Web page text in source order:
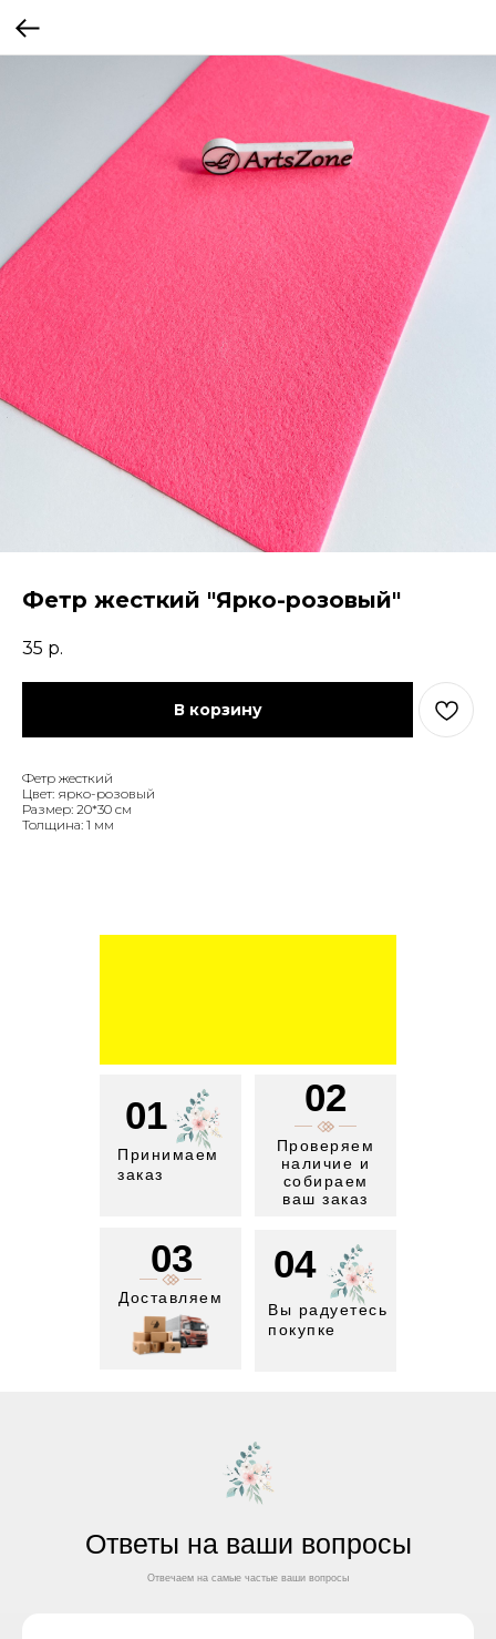
Фетр жесткий "Ярко-розовый"
35 р.
В корзину
Фетр жесткий
Цвет: ярко-розовый
Размер: 20*30 см
Толщина: 1 мм
01
Принимаем
заказ
02
Проверяем
наличие и
собираем
ваш заказ
03
Доставляем
04
Вы радуетесь
покупке
Ответы на ваши вопросы
Отвечаем на самые частые ваши вопросы